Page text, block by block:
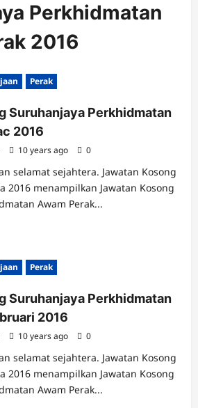
Perkhidmatan
2016
Perak
Suruhanjaya Perkhidmatan
2016
10 years ago 0
selamat sejahtera. Jawatan Kosong
2016 menampilkan Jawatan Kosong
Awam Perak...
Perak
Suruhanjaya Perkhidmatan
2016
10 years ago 0
selamat sejahtera. Jawatan Kosong
2016 menampilkan Jawatan Kosong
Awam Perak...